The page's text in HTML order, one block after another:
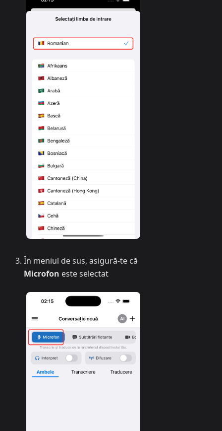
În meniul de sus, asigură-te că
Microfon este selectat